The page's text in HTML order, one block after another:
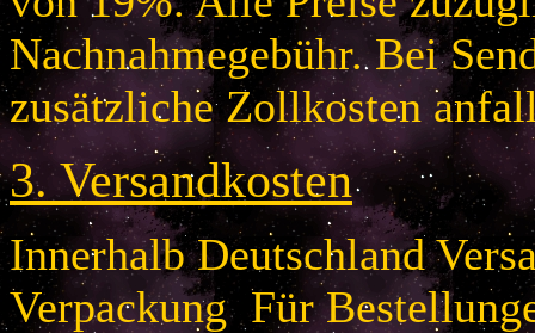
Nachnahmegebühr. Bei
zusätzliche Zollkosten
3.Versandkosten
Innerhalb Deutschland
Verpackung Für